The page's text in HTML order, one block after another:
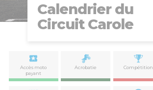
Calendrier du
Circuit Carole
Accès moto
payant
Acrobatie Compétition